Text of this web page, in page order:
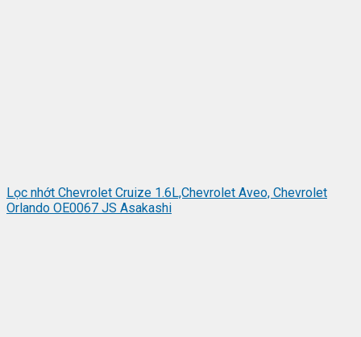
Lọc nhớt Chevrolet Cruize 1.6L,Chevrolet Aveo, Chevrolet
Orlando OE0067 JS Asakashi